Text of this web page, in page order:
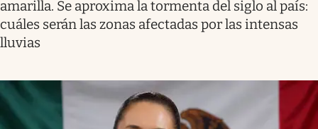
amarilla. Se aproxima la tormenta del siglo al país:
cuáles serán las zonas afectadas por las intensas
lluvias